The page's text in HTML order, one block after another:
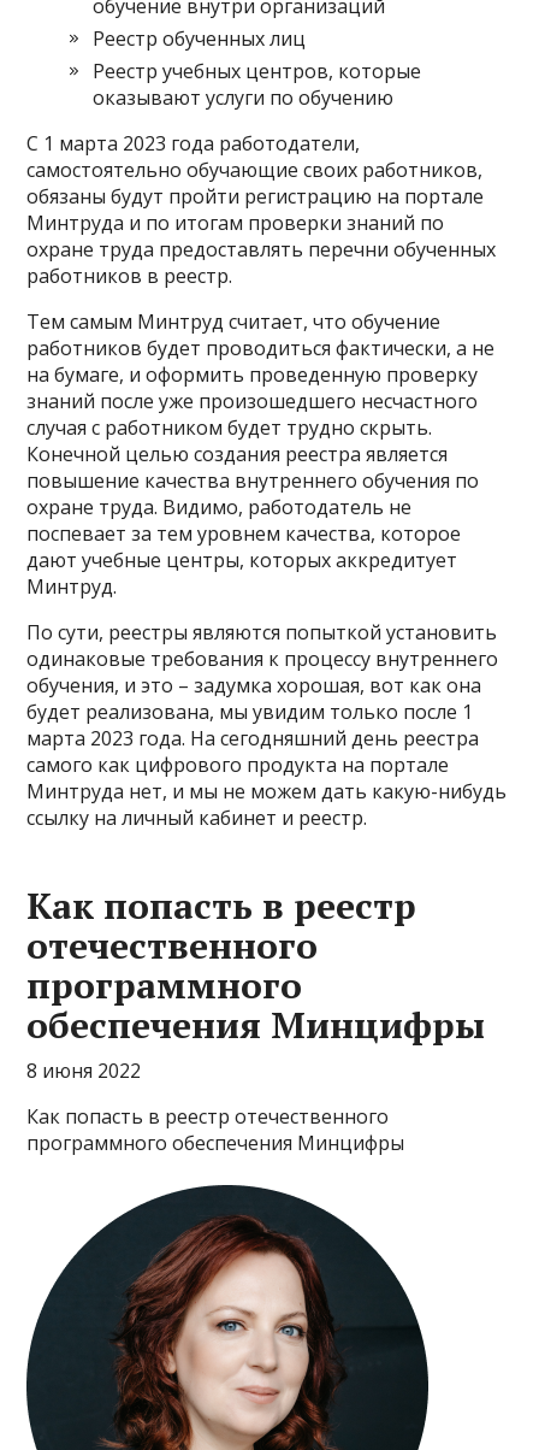
обучение внутри организаций
Реестр обученных лиц
Реестр учебных центров, которые
оказывают услуги по обучению
С 1 марта 2023 года работодатели,
самостоятельно обучающие своих работников,
обязаны будут пройти регистрацию на портале
Минтруда и по итогам проверки знаний по
охране труда предоставлять перечни обученных
работников в реестр.
Тем самым Минтруд считает, что обучение
работников будет проводиться фактически, а не
на бумаге, и оформить проведенную проверку
знаний после уже произошедшего несчастного
случая с работником будет трудно скрыть.
Конечной целью создания реестра является
повышение качества внутреннего обучения по
охране труда. Видимо, работодатель не
поспевает за тем уровнем качества, которое
дают учебные центры, которых аккредитует
Минтруд.
По сути, реестры являются попыткой установить
одинаковые требования к процессу внутреннего
обучения, и это – задумка хорошая, вот как она
будет реализована, мы увидим только после 1
марта 2023 года. На сегодняшний день реестра
самого как цифрового продукта на портале
Минтруда нет, и мы не можем дать какую-нибудь
ссылку на личный кабинет и реестр.
Как попасть в реестр
отечественного
программного
обеспечения Минцифры
8 июня 2022
Как попасть в реестр отечественного
программного обеспечения Минцифры